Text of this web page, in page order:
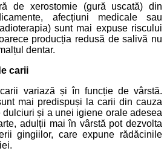
de xerostomie (gură uscată) din
afecțiuni medicale sau
sunt mai expuse riscului
producția redusă de salivă nu
dentar.
carii
variază și în funcție de vârstă.
mai predispuși la carii din cauza
și a unei igiene orale adesea
adulții mai în vârstă pot dezvolta
gingiilor, care expune rădăcinile